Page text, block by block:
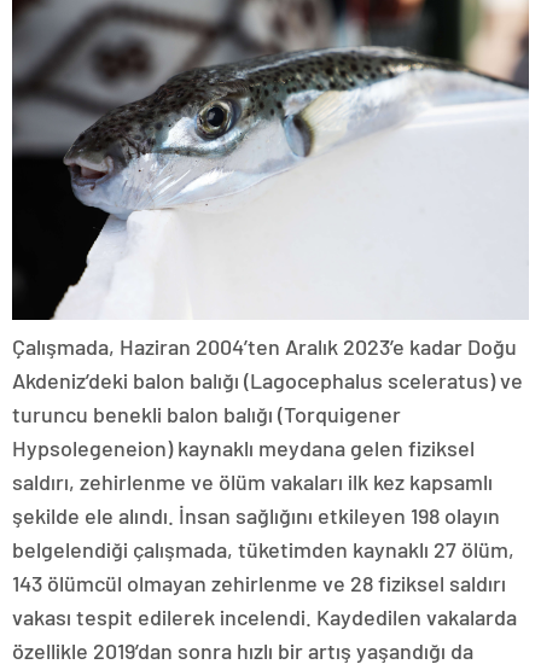
Çalışmada, Haziran 2004’ten Aralık 2023’e kadar Doğu
Akdeniz’deki balon balığı (Lagocephalus sceleratus) ve
turuncu benekli balon balığı (Torquigener
Hypsolegeneion) kaynaklı meydana gelen fiziksel
saldırı, zehirlenme ve ölüm vakaları ilk kez kapsamlı
şekilde ele alındı. İnsan sağlığını etkileyen 198 olayın
belgelendiği çalışmada, tüketimden kaynaklı 27 ölüm,
143 ölümcül olmayan zehirlenme ve 28 fiziksel saldırı
vakası tespit edilerek incelendi. Kaydedilen vakalarda
özellikle 2019’dan sonra hızlı bir artış yaşandığı da